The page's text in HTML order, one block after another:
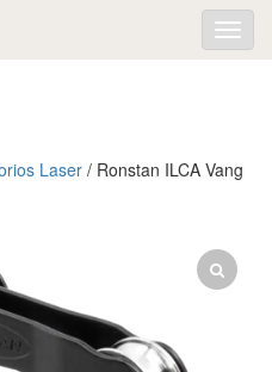
Laser/ Ronstan ILCA Vang